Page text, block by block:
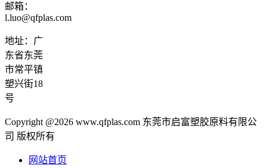
邮箱：
l.luo@qfplas.com
地址：广
东省东莞
市常平镇
塑兴街18
号
Copyright @2026 www.qfplas.com 东莞市启富塑胶原料有限公
司 版权所有
网站首页